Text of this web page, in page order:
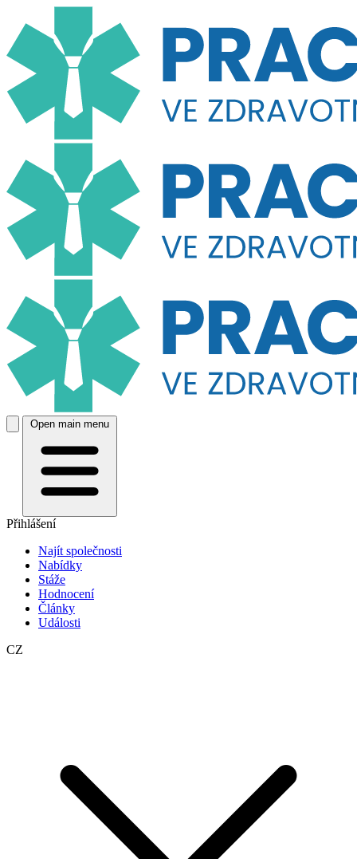
Open main menu
Přihlášení
Najít společnosti
Nabídky
Stáže
Hodnocení
Články
Události
CZ